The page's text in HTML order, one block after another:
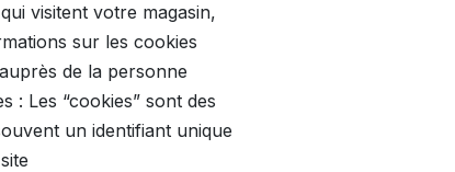
visitent votre magasin,
sur les cookies
de la personne
: Les “cookies” sont des
un identifiant unique